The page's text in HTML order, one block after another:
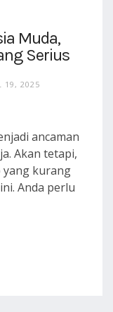
Muda,
Serius
19, 2025
ancaman
Akan tetapi,
yang kurang
Anda perlu